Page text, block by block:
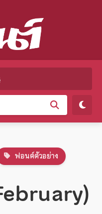
ฟอนต์ตัวอย่าง